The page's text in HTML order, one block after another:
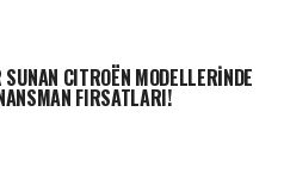
SUNAN CITROËN MODELLERİNDE
FIRSATLARI!